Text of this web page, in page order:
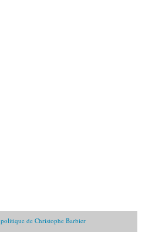
de Christophe Barbier